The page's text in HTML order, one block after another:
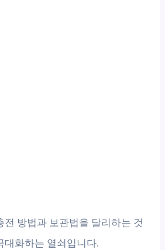
전 방법과 보관법을 달리하는 것
대화하는 열쇠입니다.